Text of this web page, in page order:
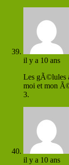
il y a 10 ans
Les gÃ©lules
moi et mon
3.
il y a 10 ans